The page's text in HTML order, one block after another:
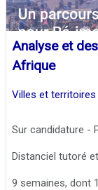
Analyse et
Afrique
Villes et territoires
Sur candidature -
Distanciel tutoré
9 semaines, dont